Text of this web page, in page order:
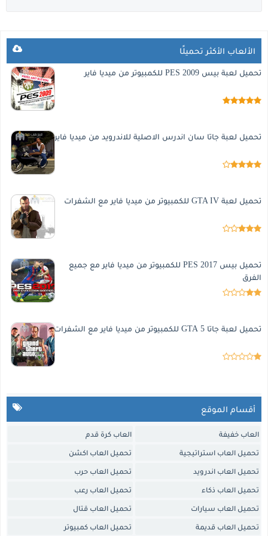
الألعاب الأكثر تحميلًا
تحميل لعبة بيس 2009 PES للكمبيوتر من ميديا فاير
تحميل لعبة جاتا سان اندرس الاصلية للاندرويد من ميديا فاير
تحميل لعبة GTA IV للكمبيوتر من ميديا فاير مع الشفرات
تحميل بيس 2017 PES للكمبيوتر من ميديا فاير مع جميع
الفرق
تحميل لعبة جاتا 5 GTA للكمبيوتر من ميديا فاير مع الشفرات
أقسام الموقع
العاب خفيفة العاب كرة قدم
تحميل العاب استراتيجية تحميل العاب اكشن
تحميل العاب اندرويد تحميل العاب حرب
تحميل العاب ذكاء تحميل العاب رعب
تحميل العاب سيارات تحميل العاب قتال
تحميل العاب قديمة تحميل العاب كمبيوتر